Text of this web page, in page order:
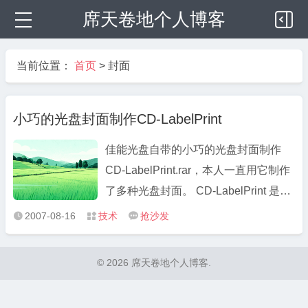
席天卷地个人博客
当前位置： 首页 > 封面
小巧的光盘封面制作CD-LabelPrint
佳能光盘自带的小巧的光盘封面制作
CD-LabelPrint.rar，本人一直用它制作
了多种光盘封面。 CD-LabelPrint 是一
套标签打印软件，专门设计用于
&ldquo;直接打印 CD-R&rdquo;。本软
 2007-08-16  技术  抢沙发
© 2026 席天卷地个人博客.